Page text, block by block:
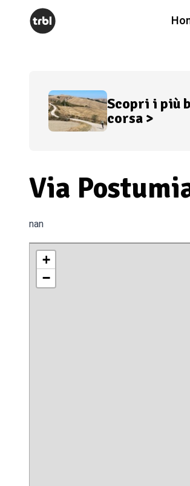
Scopri i più
corsa >
Via
nan
+
−